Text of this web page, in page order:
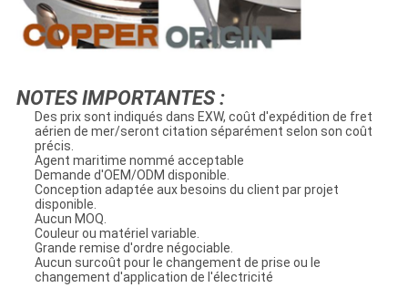
NOTES IMPORTANTES :
Des prix sont indiqués dans EXW, coût d'expédition de fret
aérien de mer/seront citation séparément selon son coût
précis.
Agent maritime nommé acceptable
Demande d'OEM/ODM disponible.
Conception adaptée aux besoins du client par projet
disponible.
Aucun MOQ.
Couleur ou matériel variable.
Grande remise d'ordre négociable.
Aucun surcoût pour le changement de prise ou le
changement d'application de l'électricité